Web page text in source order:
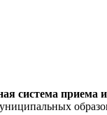
система приема